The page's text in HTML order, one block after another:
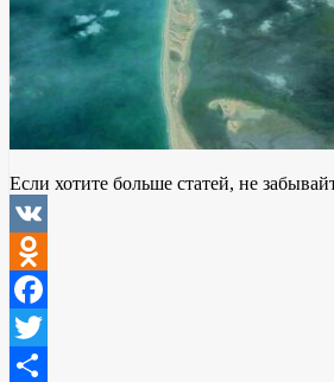
Если хотите больше статей, не
VK
Odnoklassniki
Facebook
Twitter